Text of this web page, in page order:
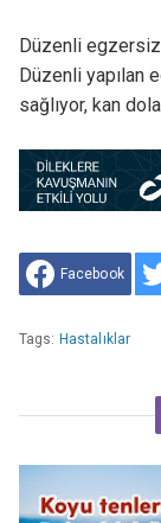
Düzenli egzersiz
Düzenli yapılan
sağlıyor, kan
Facebook
Tags: Hastalıklar